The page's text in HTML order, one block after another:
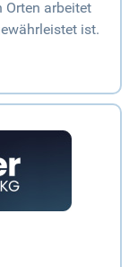
Orten arbeitet
ist.